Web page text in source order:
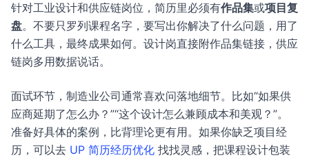
针对工业设计和供应链岗位，简历里必须有作品集或项目复
盘。不要只罗列课程名字，要写出你解决了什么问题，用了
什么工具，最终成果如何。设计岗直接附作品集链接，供应
链岗多用数据说话。
面试环节，制造业公司通常喜欢问落地细节。比如“如果供
应商延期了怎么办？”“这个设计怎么兼顾成本和美观？”。
准备好具体的案例，比背理论更有用。如果你缺乏项目经
历，可以去 UP 简历经历优化 找找灵感，把课程设计包装